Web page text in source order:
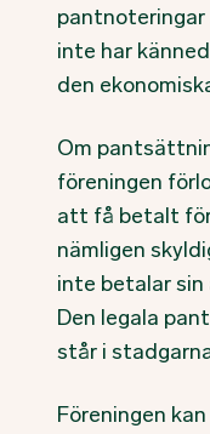
pantnoteringar
inte har
den
Om
föreningen
att få betalt
nämligen
inte betalar
Den legala
står i
Föreningen